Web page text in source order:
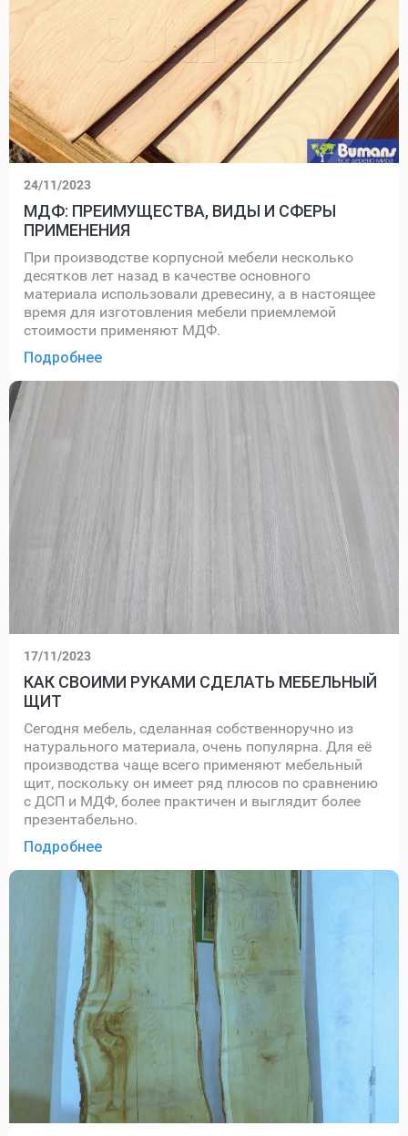
24/11/2023
МДФ: ПРЕИМУЩЕСТВА, ВИДЫ И СФЕРЫ
ПРИМЕНЕНИЯ
При производстве корпусной мебели несколько
десятков лет назад в качестве основного
материала использовали древесину, а в настоящее
время для изготовления мебели приемлемой
стоимости применяют МДФ.
Подробнее
17/11/2023
КАК СВОИМИ РУКАМИ СДЕЛАТЬ МЕБЕЛЬНЫЙ
ЩИТ
Сегодня мебель, сделанная собственноручно из
натурального материала, очень популярна. Для её
производства чаще всего применяют мебельный
щит, поскольку он имеет ряд плюсов по сравнению
с ДСП и МДФ, более практичен и выглядит более
презентабельно.
Подробнее